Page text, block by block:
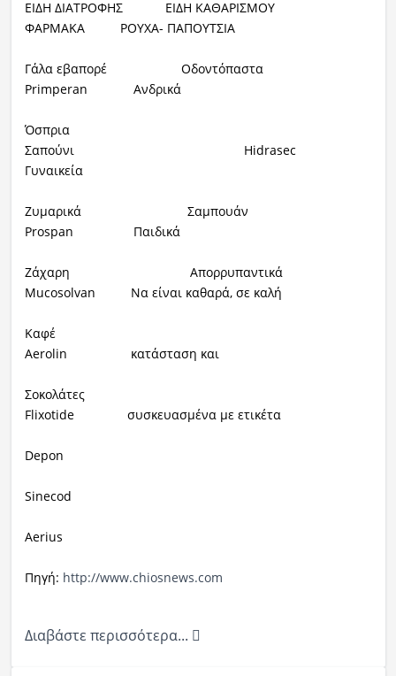
ΕΙΔΗ ΔΙΑΤΡΟΦΗΣ ΕΙΔΗ ΚΑΘΑΡΙΣΜΟΥ
ΦΑΡΜΑΚΑ ΡΟΥΧΑ- ΠΑΠΟΥΤΣΙΑ
Γάλα εβαπορέ Οδοντόπαστα
Primperan Ανδρικά
Όσπρια
Σαπούνι Hidrasec
Γυναικεία
Ζυμαρικά Σαμπουάν
Prospan Παιδικά
Ζάχαρη Απορρυπαντικά
Mucosolvan Να είναι καθαρά, σε καλή
Καφέ
Aerolin κατάσταση και
Σοκολάτες
Flixotide συσκευασμένα με ετικέτα
Depon
Sinecod
Aerius
Πηγή: http://www.chiosnews.com
Διαβάστε περισσότερα...